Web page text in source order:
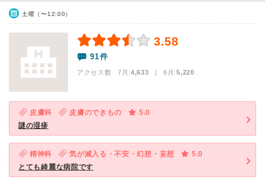
土曜（〜12:00）
3.58
91件
アクセス数 7月:4,633 | 6月:5,220
皮膚科 皮膚のできもの
5.0
謎の湿疹
精神科 気が滅入る・不安・幻想・妄想
5.0
とても綺麗な病院です